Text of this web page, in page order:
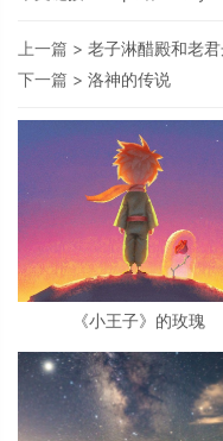
上一篇 > 老子淋醋殿和老
下一篇 > 洛神的传说
《小王子》的玫瑰